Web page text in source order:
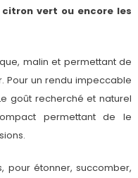
vert ou encore les
malin et permettant de
Pour un rendu impeccable
goût recherché et naturel
permettant de le
pour étonner, succomber,